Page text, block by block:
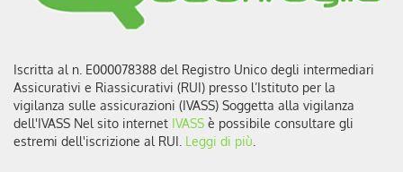
Iscritta al n. E000078388 del Registro Unico degli intermediari
Assicurativi e Riassicurativi (RUI) presso l’Istituto per la
vigilanza sulle assicurazioni (IVASS) Soggetta alla vigilanza
dell'IVASS Nel sito internet IVASS è possibile consultare gli
estremi dell'iscrizione al RUI. Leggi di più